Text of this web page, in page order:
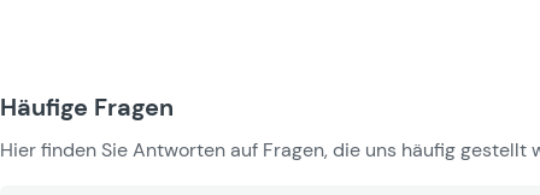
Häufige Fragen
Hier finden Sie Antworten auf Fragen, die uns häufig gestellt